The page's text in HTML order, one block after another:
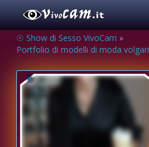
☉ Show di Sesso VivoCam »
Portfolio di modelli di moda volgari